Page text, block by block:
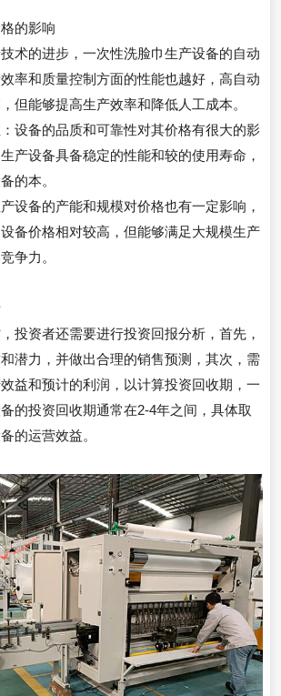
的影响
术的进步，一次性洗脸巾生产设备的自动
率和质量控制方面的性能也越好，高自动
但能够提高生产效率和降低人工成本。
设备的品质和可靠性对其价格有很大的影
产设备具备稳定的性能和较的使用寿命，
的本。
设备的产能和规模对价格也有一定影响，
备价格相对较高，但能够满足大规模生产
争力。
投资者还需要进行投资回报分析，首先，
潜力，并做出合理的销售预测，其次，需
益和预计的利润，以计算投资回收期，一
的投资回收期通常在2-4年之间，具体取
的运营效益。